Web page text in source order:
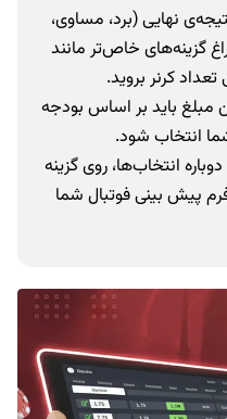
نهایی (برد، مساوی،
گزینه‌های خاص‌تر مانند
کرنر بروید.
مبلغ باید بر اساس بودجه
انتخاب شود.
انتخاب‌ها، روی گزینه
پیش بینی فوتبال شما